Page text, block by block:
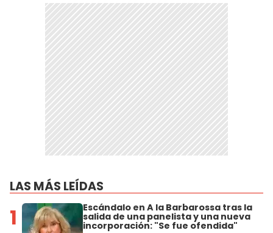
LAS MÁS LEÍDAS
1 Escándalo en A la Barbarossa tras la
salida de una panelista y una nueva
incorporación: "Se fue ofendida"